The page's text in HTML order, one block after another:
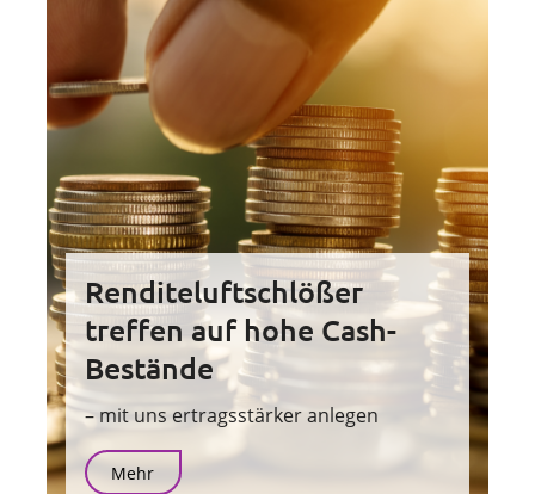
Renditeluftschlößer
treffen auf hohe Cash-
Bestände
– mit uns ertragsstärker anlegen
Mehr